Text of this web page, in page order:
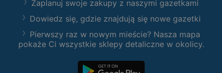
Zaplanuj swoje zakupy z naszymi gazetkami
Dowiedz się, gdzie znajdują się nowe gazetki
Pierwszy raz w nowym mieście? Nasza mapa
pokaże Ci wszystkie sklepy detaliczne w okolicy.